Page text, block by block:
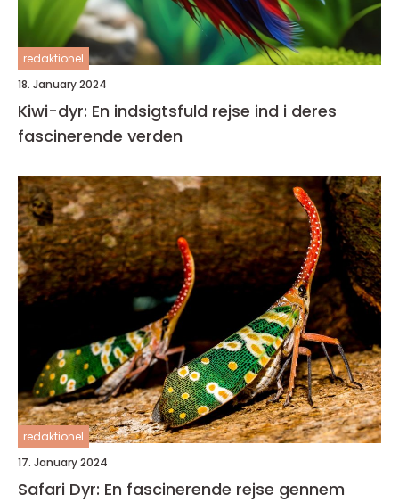
redaktionel
18. January 2024
Kiwi-dyr: En indsigtsfuld rejse ind i deres
fascinerende verden
redaktionel
17. January 2024
Safari Dyr: En fascinerende rejse gennem